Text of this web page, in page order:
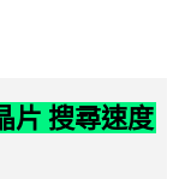
片 搜尋速度